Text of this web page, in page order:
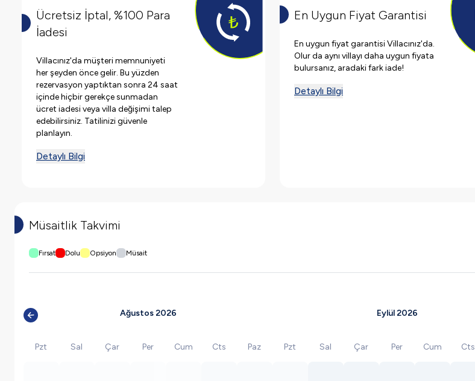
Ücretsiz İptal, %100 Para
İadesi
Villacınız'da müşteri memnuniyeti
her şeyden önce gelir. Bu yüzden
rezervasyon yaptıktan sonra 24 saat
içinde hiçbir gerekçe sunmadan
ücret iadesi veya villa değişimi talep
edebilirsiniz. Tatilinizi güvenle
planlayın.
Detaylı Bilgi
En Uygun Fiyat Garantisi
En uygun fiyat garantisi Villacınız'da.
Olur da aynı villayı daha uygun fiyata
bulursanız, aradaki fark iade!
Detaylı Bilgi
Müsaitlik Takvimi
Fırsat Dolu Opsiyon Müsait
Ağustos 2026
Pzt Sal Çar Per Cum Cts Paz
Eylül 2026
Pzt Sal Çar Per Cum Cts